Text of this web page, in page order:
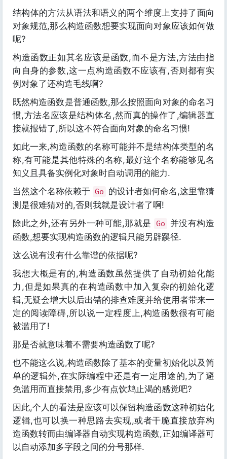
结构体的方法从语法和语义的两个维度上支持了面向
对象规范,那么构造函数想要实现面向对象应该如何做
呢?
构造函数正如其名应该是函数,而不是方法,方法由指
向自身的参数,这一点构造函数不应该有,否则都有实
例对象了还构造毛线啊?
既然构造函数是普通函数,那么按照面向对象的命名习
惯,方法名应该是结构体名,然而真的操作了,编辑器直
接就报错了,所以这不符合面向对象的命名习惯!
如此一来,构造函数的名称可能并不是结构体类型的名
称,有可能是其他特殊的名称,最好这个名称能够见名
知义且具备实例化对象时自动调用的能力.
当然这个名称依赖于 Go
的设计者如何命名,这里靠猜
测是很难猜对的,否则我就是设计者了啊!
除此之外,还有另外一种可能,那就是
Go
并没有构造
函数,想要实现构造函数的逻辑只能另辟蹊径.
这么说有没有什么靠谱的依据呢?
我想大概是有的,构造函数虽然提供了自动初始化能
力,但是如果真的在构造函数中加入复杂的初始化逻
辑,无疑会增大以后出错的排查难度并给使用者带来一
定的阅读障碍,所以说一定程度上,构造函数很有可能
被滥用了!
那是否就意味着不需要构造函数了呢?
也不能这么说,构造函数除了基本的变量初始化以及简
单的逻辑外,在实际编程中还是有一定用途的,为了避
免滥用而直接禁用,多少有点饮鸩止渴的感觉吧?
因此,个人的看法是应该可以保留构造函数这种初始化
逻辑,也可以换一种思路去实现,或者干脆直接放弃构
造函数转而由编译器自动实现构造函数,正如编译器可
以自动添加多字段之间的分号那样.